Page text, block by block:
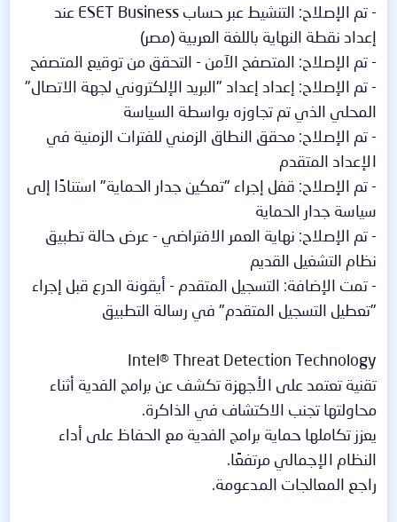
- تم الإصلاح: التنشيط عبر حساب ESET Business عند
إعداد نقطة النهاية باللغة العربية (مصر)
- تم الإصلاح: المتصفح الآمن - التحقق من توقيع المتصفح
- تم الإصلاح: إعداد إعداد "البريد الإلكتروني لجهة الاتصال"
المحلي الذي تم تجاوزه بواسطة السياسة
- تم الإصلاح: محقق النطاق الزمني للفترات الزمنية في
الإعداد المتقدم
- تم الإصلاح: قفل إجراء "تمكين جدار الحماية" استنادًا إلى
سياسة جدار الحماية
- تم الإصلاح: نهاية العمر الافتراضي - عرض حالة تطبيق
نظام التشغيل القديم
- تمت الإضافة: التسجيل المتقدم - أيقونة الدرع قبل إجراء
"تعطيل التسجيل المتقدم" في رسالة التطبيق
Intel® Threat Detection Technology
تقنية تعتمد على الأجهزة تكشف عن برامج الفدية أثناء
محاولتها تجنب الاكتشاف في الذاكرة.
يعزز تكاملها حماية برامج الفدية مع الحفاظ على أداء
النظام الإجمالي مرتفعًا.
راجع المعالجات المدعومة.